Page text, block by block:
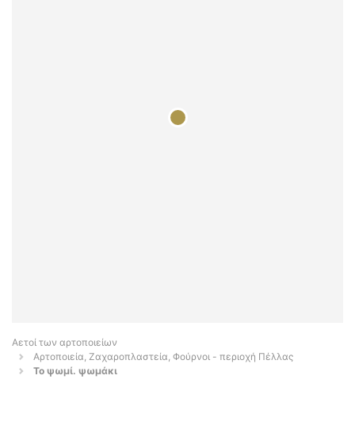
Αετοί των αρτοποιείων
Αρτοποιεία, Ζαχαροπλαστεία, Φούρνοι - περιοχή Πέλλας
Το ψωμί. ψωμάκι